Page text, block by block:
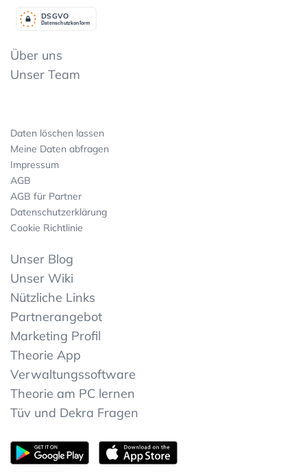
Datenschutzkonform
DSGVO
Über uns
Unser Team
Daten löschen lassen
Meine Daten abfragen
Impressum
AGB
AGB für Partner
Datenschutzerklärung
Cookie Richtlinie
Unser Blog
Unser Wiki
Nützliche Links
Partnerangebot
Marketing Profil
Theorie App
Verwaltungssoftware
Theorie am PC lernen
Tüv und Dekra Fragen